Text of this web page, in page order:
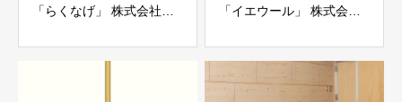
「らくなげ」 株式会社い
「イエウール」 株式会社